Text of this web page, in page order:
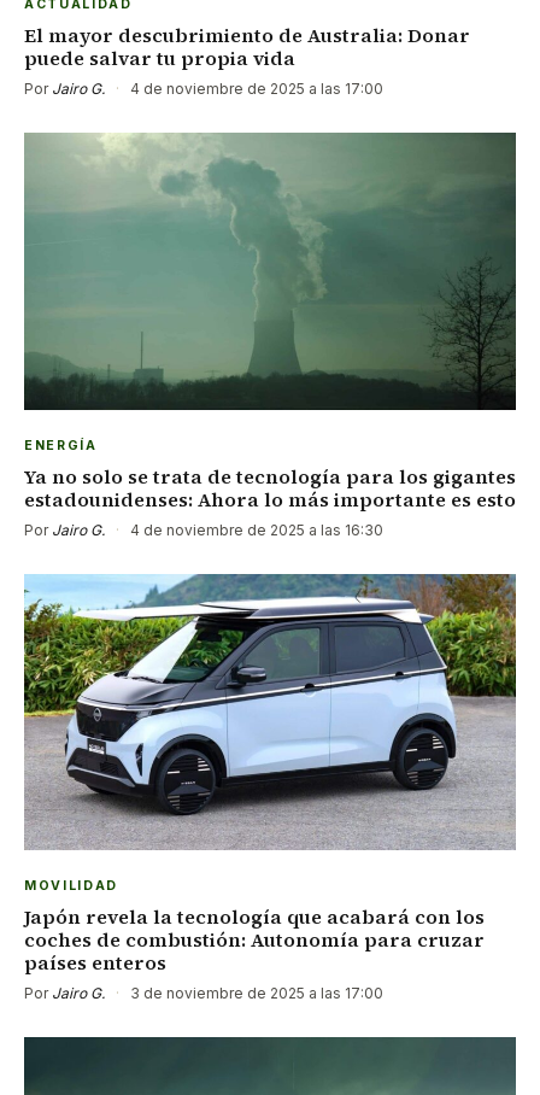
ACTUALIDAD
El mayor descubrimiento de Australia: Donar
puede salvar tu propia vida
Por Jairo G. · 4 de noviembre de 2025 a las 17:00
ENERGÍA
Ya no solo se trata de tecnología para los gigantes
estadounidenses: Ahora lo más importante es esto
Por Jairo G. · 4 de noviembre de 2025 a las 16:30
MOVILIDAD
Japón revela la tecnología que acabará con los
coches de combustión: Autonomía para cruzar
países enteros
Por Jairo G. · 3 de noviembre de 2025 a las 17:00